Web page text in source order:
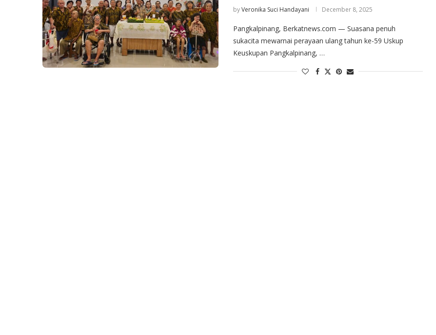
byVeronika Suci Handayani December 8, 2025
Pangkalpinang, Berkatnews.com — Suasana penuh
sukacita mewarnai perayaan ulang tahun ke-59 Uskup
Keuskupan Pangkalpinang, …